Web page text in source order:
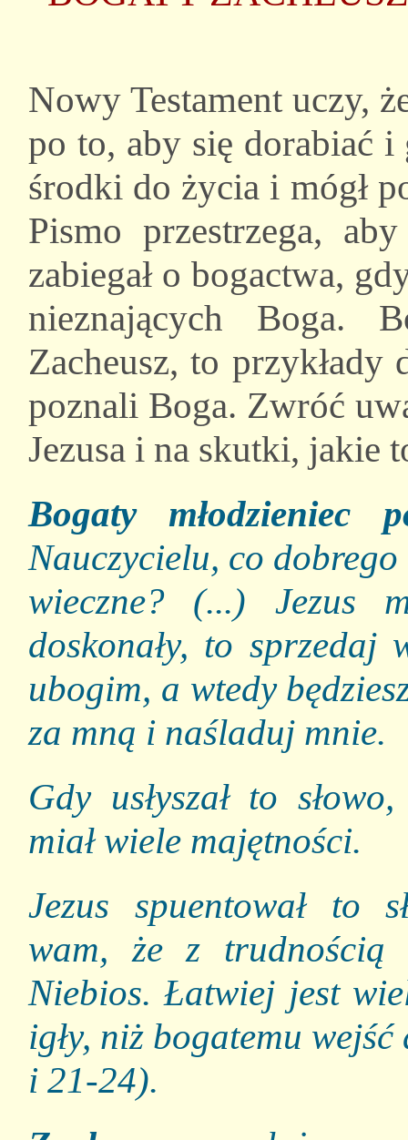
Nowy Testament uczy,
po to, aby się dorabiać
środki do życia i mógł
Pismo przestrzega,
zabiegał o bogactwa,
nieznających Boga.
Zacheusz, to
poznali Boga. Zwróć
Jezusa i na skutki, jakie
Bogaty młodzieniec
Nauczycielu, co
wieczne? (...) Jezus
doskonały, to sprzedaj
ubogim, a wtedy
za mną i naśladuj mnie.
Gdy usłyszał to
miał wiele majętności.
Jezus spuentował to
wam, że z trudnością
Niebios. Łatwiej jest
igły, niż bogatemu
i 21-24).